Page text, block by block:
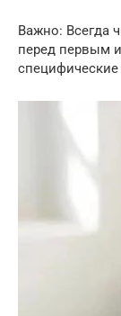
Важно: Всегда
перед первым